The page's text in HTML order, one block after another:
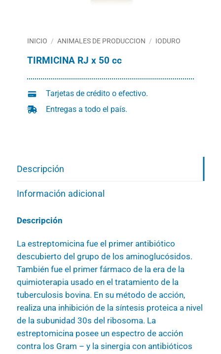
INICIO / ANIMALES DE PRODUCCION / IODURO
TIRMICINA RJ x 50 cc
Tarjetas de crédito o efectivo.
Entregas a todo el país.
Descripción
Información adicional
Descripción
La estreptomicina fue el primer antibiótico
descubierto del grupo de los aminoglucósidos.
También fue el primer fármaco de la era de la
quimioterapia usado en el tratamiento de la
tuberculosis bovina. En su método de acción,
realiza una inhibición de la síntesis proteica a nivel
de la subunidad 30s del ribosoma. La
estreptomicina posee un espectro de acción
contra los Gram – y la sinergia con antibióticos